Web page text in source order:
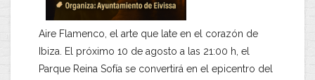
Aire Flamenco, el arte que late en el corazón de
Ibiza. El próximo 10 de agosto a las 21:00 h, el
Parque Reina Sofía se convertirá en el epicentro del